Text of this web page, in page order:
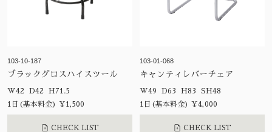
103-10-187
ブラックグロスハイスツール
W42 D42 H71.5
1日(基本料金) ¥1,500
CHECK LIST
103-01-068
キャンティレバーチェア
W49 D63 H83 SH48
1日(基本料金) ¥4,000
CHECK LIST